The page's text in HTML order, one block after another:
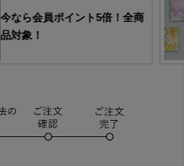
今なら会員ポイント5倍！全商
品対象！